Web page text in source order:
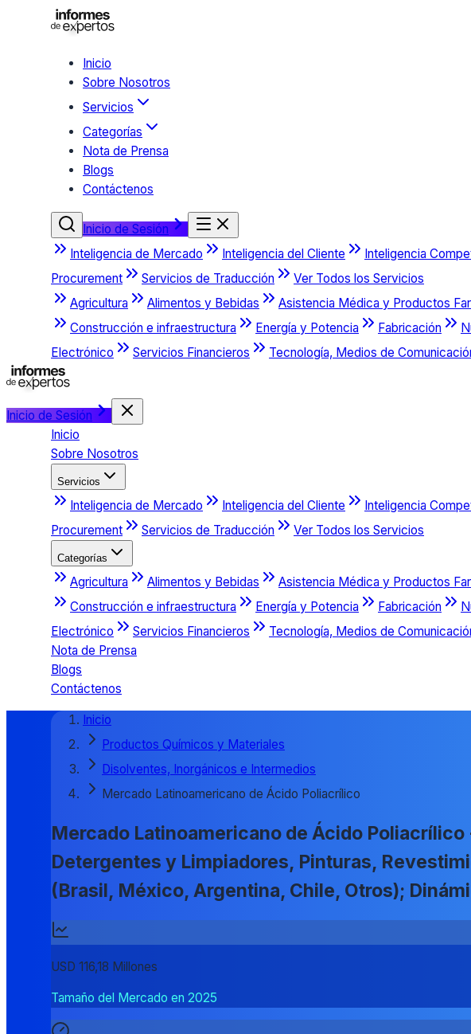
Inicio
Sobre Nosotros
Servicios
Categorías
Nota de Prensa
Blogs
Contáctenos
Inicio de Sesión
Inteligencia de Mercado
Inteligencia del Cliente Inteligencia
Procurement
Servicios de Traducción
Ver Todos los Servicios
Agricultura
Alimentos y Bebidas Asistencia Médica y Productos
Construcción e infraestructura
Energía y Potencia Fabricación
Electrónico
Servicios Financieros Tecnología, Medios de
Inicio de Sesión
Inicio
Sobre Nosotros
Servicios
Inteligencia de Mercado Inteligencia del Cliente Inteligencia
Procurement
Servicios de Traducción Ver Todos los Servicios
Categorías
Agricultura Alimentos y Bebidas Asistencia Médica y Productos
Construcción e infraestructura
Energía y Potencia Fabricación
Electrónico
Servicios Financieros Tecnología, Medios de
Nota de Prensa
Blogs
Contáctenos
Inicio
Productos Químicos y Materiales
Disolventes, Inorgánicos e Intermedios
Mercado Latinoamericano de Ácido Poliacrílico
Mercado Latinoamericano de Ácido
Detergentes y Limpiadores, Pinturas,
(Brasil, México, Argentina, Chile, Otros);
USD 116,18 Millones
Tamaño del Mercado en 2025